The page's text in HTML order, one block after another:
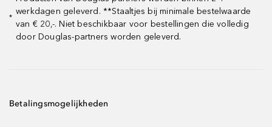
*
werkdagen geleverd. **Staaltjes bij minimale bestelwaarde
van € 20,-. Niet beschikbaar voor bestellingen die volledig
door Douglas-partners worden geleverd.
Betalingsmogelijkheden